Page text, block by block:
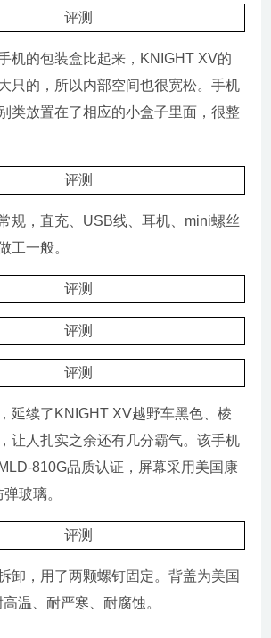
的包装盒比起来，KNIGHT XV的
只的，所以内部空间也很宽松。手机
类放置在了相应的小盒子里面，很整
，直充、USB线、耳机、mini螺丝
工一般。
续了KNIGHT XV越野车黑色、棱
让人扎实之余还有几分霸气。该手机
810G品质认证，屏幕采用美国康
玻璃。
，用了两颗螺钉固定。背盖为美国
温、耐严寒、耐腐蚀。